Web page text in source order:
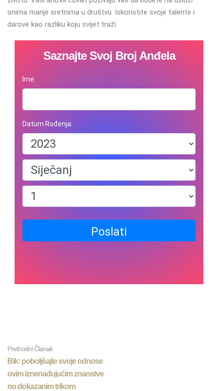
onima manje sretnima u društvu. Iskoristite svoje talente i
darove kao razliku koju svijet traži.
Saznajte Svoj Broj Anđela
Ime:
Datum Rođenja:
Poslati
Prethodni Članak
Bik: poboljšajte svoje odnose
ovim iznenađujućim znanstve
no dokazanim trikom